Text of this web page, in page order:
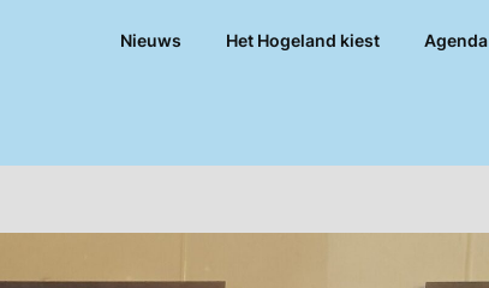
Nieuws Het Hogeland kiest Agenda